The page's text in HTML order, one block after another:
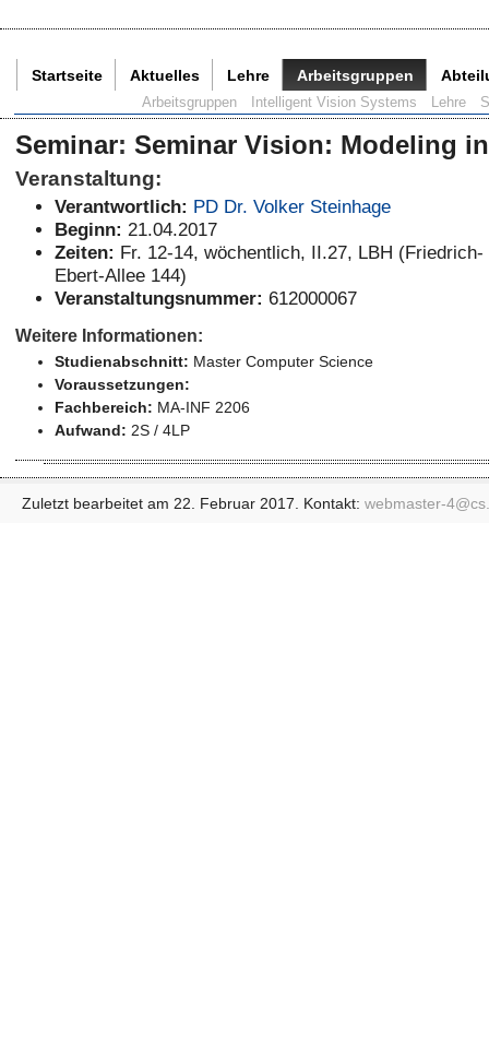
Startseite Aktuelles Lehre Arbeitsgruppen
Arbeitsgruppen Intelligent Vision Systems Lehre
Seminar:Seminar Vision: Modeling
Veranstaltung:
Verantwortlich: PD Dr. Volker Steinhage
Beginn: 21.04.2017
Zeiten: Fr. 12-14, wöchentlich, II.27, LBH (Friedrich-
Ebert-Allee 144)
Veranstaltungsnummer: 612000067
Weitere Informationen:
Studienabschnitt: Master Computer Science
Voraussetzungen:
Fachbereich: MA-INF 2206
Aufwand: 2S / 4LP
Zuletzt bearbeitet am 22. Februar 2017. Kontakt: webmaster-4@